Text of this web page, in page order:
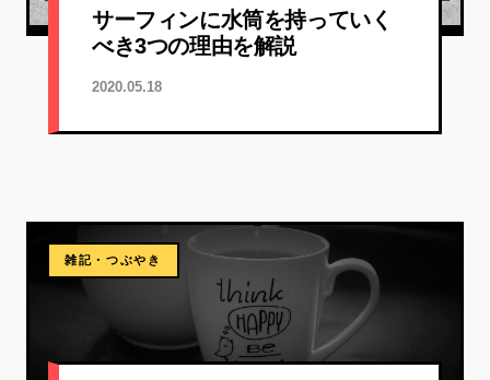
サーフィンに水筒を持っていく
べき3つの理由を解説
2020.05.18
雑記・つぶやき